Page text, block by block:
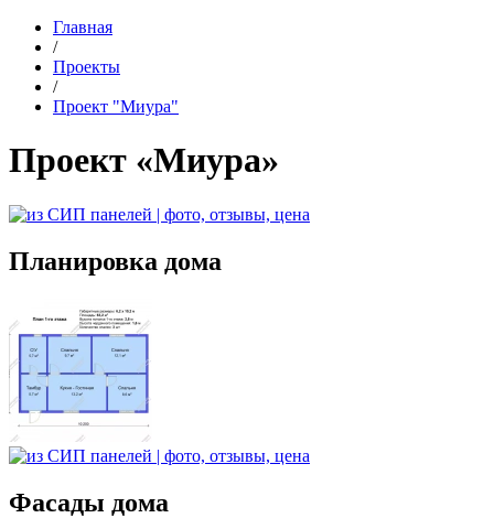
Главная
/
Проекты
/
Проект "Миура"
Проект «Миура»
Планировка дома
Фасады дома